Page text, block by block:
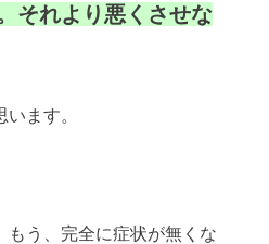
それより悪くさせな
ます。
もう、完全に症状が無くな